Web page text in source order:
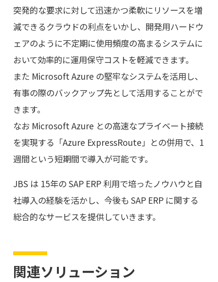
突発的な要求に対して迅速かつ柔軟にリソースを増
減できるクラウドの利点をいかし、開発用ハードウ
ェアのように不定期に使用頻度の高まるシステムに
おいて効率的に運用保守コストを軽減できます。
また Microsoft Azure の堅牢なシステムを活用し、
有事の際のバックアップ先として活用することがで
きます。
なお Microsoft Azure との高速なプライベート接続
を実現する「Azure ExpressRoute」との併用で、1
週間という短期間で導入が可能です。
JBS は 15年の SAP ERP 利用で培ったノウハウと自
社導入の経験を活かし、今後も SAP ERP に関する
総合的なサービスを提供していきます。
関連ソリューション